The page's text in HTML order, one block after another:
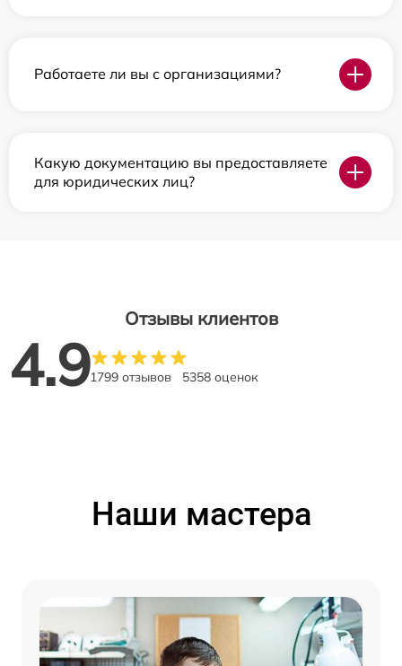
Работаете ли вы с организациями?
Какую документацию вы предоставляете
для юридических лиц?
Отзывы клиентов
4.91799 отзывов 5358 оценок
Наши мастера